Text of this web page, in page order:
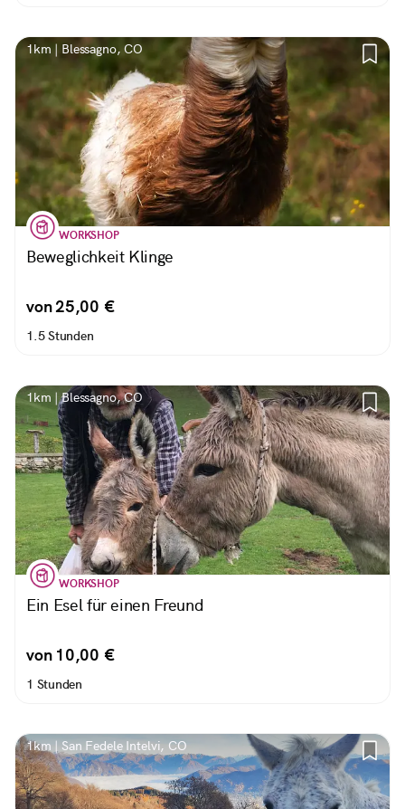
1km | Blessagno, CO
WORKSHOP
Beweglichkeit Klinge
von 25,00 €
1.5 Stunden
1km | Blessagno, CO
WORKSHOP
Ein Esel für einen Freund
von 10,00 €
1 Stunden
1km | San Fedele Intelvi, CO